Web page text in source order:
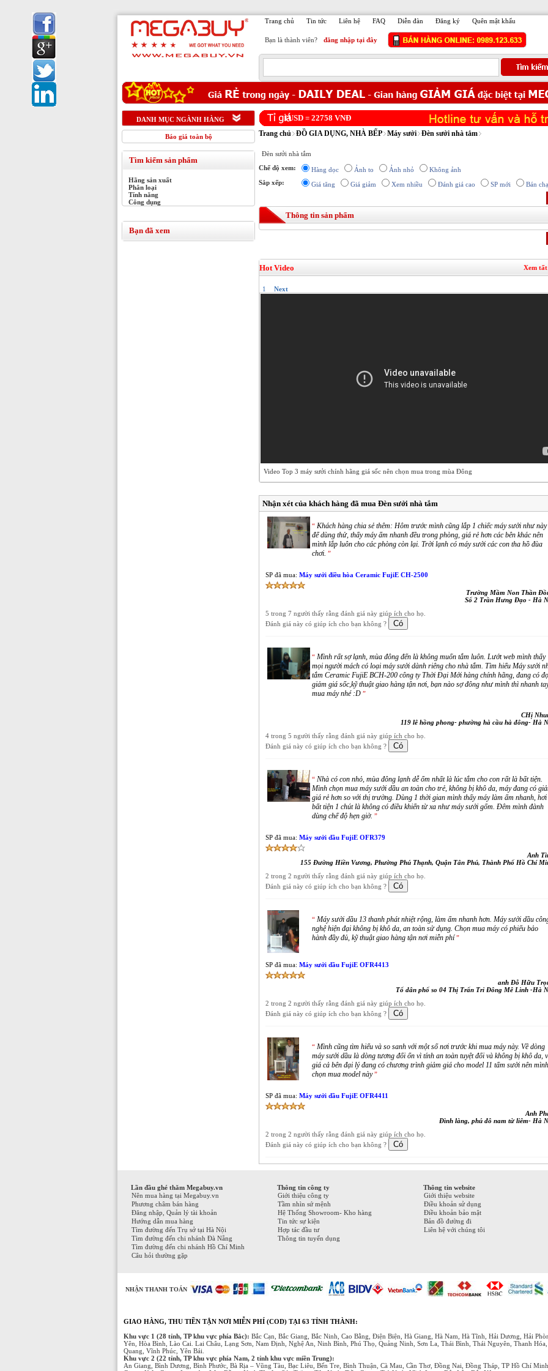
Trang chủ Tin tức Liên hệ FAQ Diễn đàn Đăng ký
Quên mật khẩu
Bạn là thành viên?
đăng nhập tại đây
DANH MỤC NGÀNH HÀNG
Báo giá toàn bộ
Tìm kiếm sản phẩm
Hãng sản xuất
Phân loại
Tính năng
Công dụng
Bạn đã xem
1USD = 22758 VNĐ
Trang chủ ĐỒ GIA DỤNG, NHÀ BẾP Máy sưởi Đèn sưởi nhà tắm
Đèn sưởi nhà tắm
Chế độ xem:
Hàng dọc Ảnh to Ảnh nhỏ
Không ảnh
Sắp xếp:
Giá tăng Giá giảm Xem nhiều Đánh giá cao SP mới Bán
Thông tin sản phẩm
Hot Video Xem tất
1 Next
Video Top 3 máy sưởi chính hãng giá sốc nên chọn mua trong mùa Đông
Nhận xét của khách hàng đã mua Đèn sưởi nhà tắm
“ Khách hàng chia sẻ thêm: Hôm trước mình cũng lắp 1 chiếc máy sưởi như này
để dùng thử, thấy máy ấm nhanh đều trong phòng, giá rẻ hơn các bên khác nên
mình lắp luôn cho các phòng còn lại. Trời lạnh có máy sưởi các con tha hồ đùa
chơi. ”
SP đã mua: Máy sưởi điều hòa Ceramic FujiE CH-2500
Trường Mầm Non Thần
Số 2 Trần Hưng Đạo - Hà
5 trong 7 người thấy rằng đánh giá này giúp ích cho họ.
Đánh giá này có giúp ích cho bạn không ?
“ Mình rất sợ lạnh, mùa đông đến là không muốn tắm luôn. Lướt web mình thấy
mọi người mách có loại máy sưởi dành riêng cho nhà tắm. Tìm hiểu Máy sưởi
tắm Ceramic FujiE BCH-200 công ty Thời Đại Mới hàng chính hãng, đang có
giảm giá sốc,kỹ thuật giao hàng tận nơi, bạn nào sợ đông như mình thì nhanh
mua máy nhé :D ”
CHị
119 lê hồng phong- phường hà cầu hà đông- Hà
4 trong 5 người thấy rằng đánh giá này giúp ích cho họ.
Đánh giá này có giúp ích cho bạn không ?
“ Nhà có con nhỏ, mùa đông lạnh dễ ốm nhất là lúc tắm cho con rất là bất tiện.
Mình chọn mua máy sưởi dầu an toàn cho trẻ, không bị khô da, máy đang có
giá rẻ hơn so với thị trường. Dùng 1 thời gian mình thấy máy làm ấm nhanh, hơi
bất tiện 1 chút là không có điều khiển từ xa như máy sưởi gốm. Đêm mình đành
dùng chế độ hẹn giờ. ”
SP đã mua: Máy sưởi dầu FujiE OFR379
Anh
155 Đường Hiền Vương, Phường Phú Thạnh, Quận Tân Phú, Thành Phố Hồ Chí
2 trong 2 người thấy rằng đánh giá này giúp ích cho họ.
Đánh giá này có giúp ích cho bạn không ?
“ Máy sưởi dầu 13 thanh phát nhiệt rộng, làm ấm nhanh hơn. Máy sưởi dầu
nghệ hiện đại không bị khô da, an toàn sử dụng. Chọn mua máy có phiếu bảo
hành đầy đủ, kỹ thuật giao hàng tận nơi miễn phí ”
SP đã mua: Máy sưởi dầu FujiE OFR4413
anh Đỗ Hữu
Tổ dân phố so 04 Thị Trấn Tri Đông Mê Linh -Hà
2 trong 2 người thấy rằng đánh giá này giúp ích cho họ.
Đánh giá này có giúp ích cho bạn không ?
“ Mình cũng tìm hiểu và so sanh với một số nơi trước khi mua máy này. Về dòng
máy sưởi dầu là dòng tương đối ổn vì tính an toàn tuyệt đối và không bị khô da,
giá cả bên đại lý đang có chương trình giảm giá cho model 11 tấm sưởi nên mình
chọn mua model này ”
SP đã mua: Máy sưởi dầu FujiE OFR4411
Anh
Đình làng, phú đô nam từ liêm- Hà
2 trong 2 người thấy rằng đánh giá này giúp ích cho họ.
Đánh giá này có giúp ích cho bạn không ?
Lần đầu ghé thăm Megabuy.vn
Nên mua hàng tại Megabuy.vn
Phương châm bán hàng
Đăng nhập, Quản lý tài khoản
Hướng dẫn mua hàng
Tìm đường đến Trụ sở tại Hà Nội
Tìm đường đến chi nhánh Đà Nẵng
Tìm đường đến chi nhánh Hồ Chí Minh
Câu hỏi thường gặp
Thông tin công ty
Giới thiệu công ty
Tầm nhìn sứ mệnh
Hệ Thống Showroom- Kho hàng
Tin tức sự kiện
Hợp tác đầu tư
Thông tin tuyển dụng
Thông tin website
Giới thiệu website
Điều khoản sử dụng
Điều khoản bảo mật
Bản đồ đường đi
Liên hệ với chúng tôi
NHẬN THANH TOÁN
GIAO HÀNG, THU TIỀN TẬN NƠI MIỄN PHÍ (COD) TẠI 63 TỈNH THÀNH:
Khu vực 1 (28 tỉnh, TP khu vực phía Bắc): Bắc Cạn, Bắc Giang, Bắc Ninh, Cao Bằng, Điện Biện, Hà Giang, Hà Nam, Hà Tĩnh, Hải Dương, Hải
Yên, Hòa Bình, Lào Cai. Lai Châu, Lạng Sơn, Nam Định, Nghệ An, Ninh Bình, Phú Thọ, Quảng Ninh, Sơn La, Thái Bình, Thái Nguyên, Thanh
Quang, Vĩnh Phúc, Yên Bái.
Khu vực 2 (22 tỉnh, TP khu vực phía Nam, 2 tỉnh khu vực miền Trung):
An Giang, Bình Dương, Bình Phước, Bà Rịa – Vũng Tàu, Bạc Liêu, Bến Tre, Bình Thuận, Cà Mau, Cần Thơ, Đồng Nai, Đồng Tháp, TP Hồ Chí